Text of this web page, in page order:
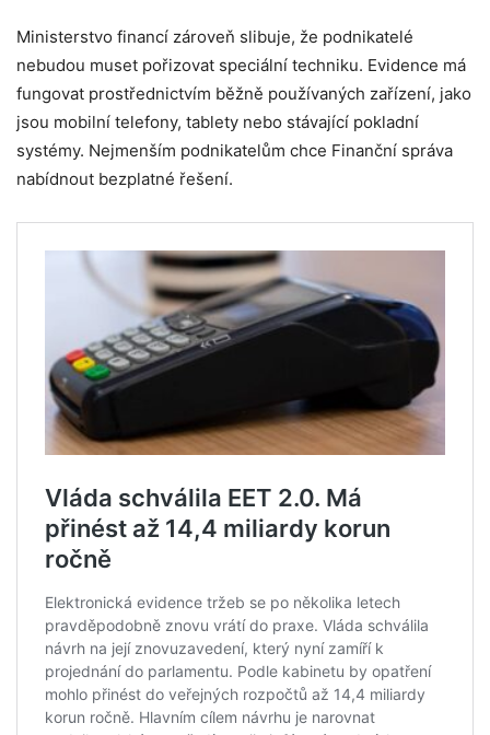
Ministerstvo financí zároveň slibuje, že podnikatelé
nebudou muset pořizovat speciální techniku. Evidence má
fungovat prostřednictvím běžně používaných zařízení, jako
jsou mobilní telefony, tablety nebo stávající pokladní
systémy. Nejmenším podnikatelům chce Finanční správa
nabídnout bezplatné řešení.